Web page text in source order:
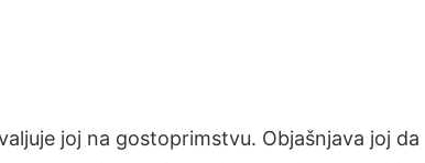
joj na gostoprimstvu. Objašnjava joj da